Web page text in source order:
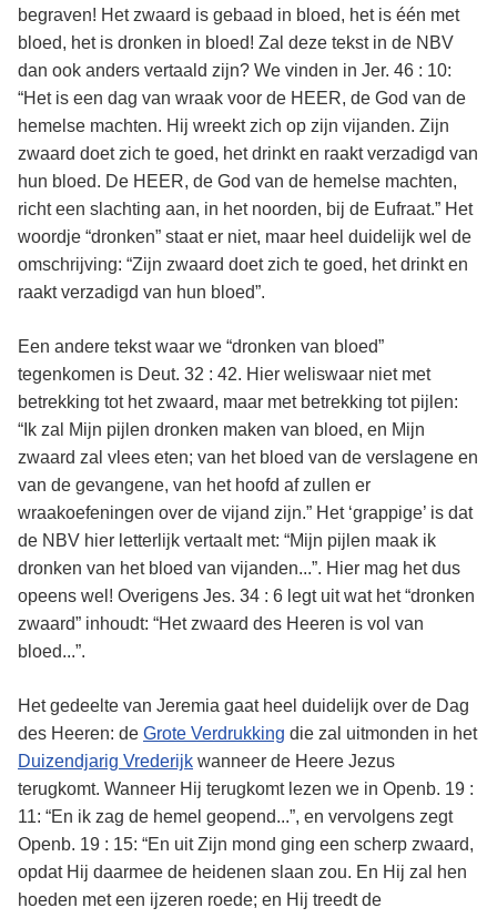
begraven! Het zwaard is gebaad in bloed, het is één met
bloed, het is dronken in bloed! Zal deze tekst in de NBV
dan ook anders vertaald zijn? We vinden in Jer. 46 : 10:
“Het is een dag van wraak voor de HEER, de God van de
hemelse machten. Hij wreekt zich op zijn vijanden. Zijn
zwaard doet zich te goed, het drinkt en raakt verzadigd van
hun bloed. De HEER, de God van de hemelse machten,
richt een slachting aan, in het noorden, bij de Eufraat.” Het
woordje “dronken” staat er niet, maar heel duidelijk wel de
omschrijving: “Zijn zwaard doet zich te goed, het drinkt en
raakt verzadigd van hun bloed”.
Een andere tekst waar we “dronken van bloed”
tegenkomen is Deut. 32 : 42. Hier weliswaar niet met
betrekking tot het zwaard, maar met betrekking tot pijlen:
“Ik zal Mijn pijlen dronken maken van bloed, en Mijn
zwaard zal vlees eten; van het bloed van de verslagene en
van de gevangene, van het hoofd af zullen er
wraakoefeningen over de vijand zijn.” Het ‘grappige’ is dat
de NBV hier letterlijk vertaalt met: “Mijn pijlen maak ik
dronken van het bloed van vijanden...”. Hier mag het dus
opeens wel! Overigens Jes. 34 : 6 legt uit wat het “dronken
zwaard” inhoudt: “Het zwaard des Heeren is vol van
bloed...”.
Het gedeelte van Jeremia gaat heel duidelijk over de Dag
des Heeren: de Grote Verdrukking die zal uitmonden in het
Duizendjarig Vrederijk wanneer de Heere Jezus
terugkomt. Wanneer Hij terugkomt lezen we in Openb. 19 :
11: “En ik zag de hemel geopend...”, en vervolgens zegt
Openb. 19 : 15: “En uit Zijn mond ging een scherp zwaard,
opdat Hij daarmee de heidenen slaan zou. En Hij zal hen
hoeden met een ijzeren roede; en Hij treedt de